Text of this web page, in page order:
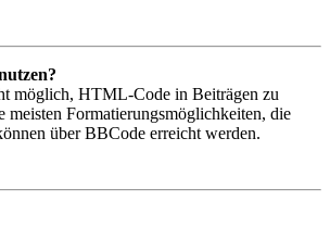
möglich, HTML-Code in Beiträgen zu
meisten Formatierungsmöglichkeiten, die
über BBCode erreicht werden.